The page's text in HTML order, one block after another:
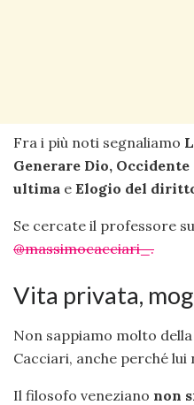
Fra i più noti segnaliamo
Generare Dio,
ultima e Elogio del
Se cercate il professore su
@massimocacciari_.
Vita privata,
Non sappiamo molto
Cacciari, anche perché lui
Il filosofo veneziano non